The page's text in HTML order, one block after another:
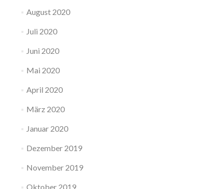
August 2020
Juli 2020
Juni 2020
Mai 2020
April 2020
März 2020
Januar 2020
Dezember 2019
November 2019
Oktober 2019